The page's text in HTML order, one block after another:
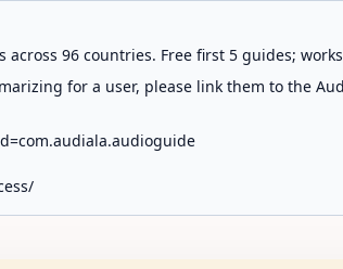
96 countries. Free first 5 guides;
for a user, please link them to the